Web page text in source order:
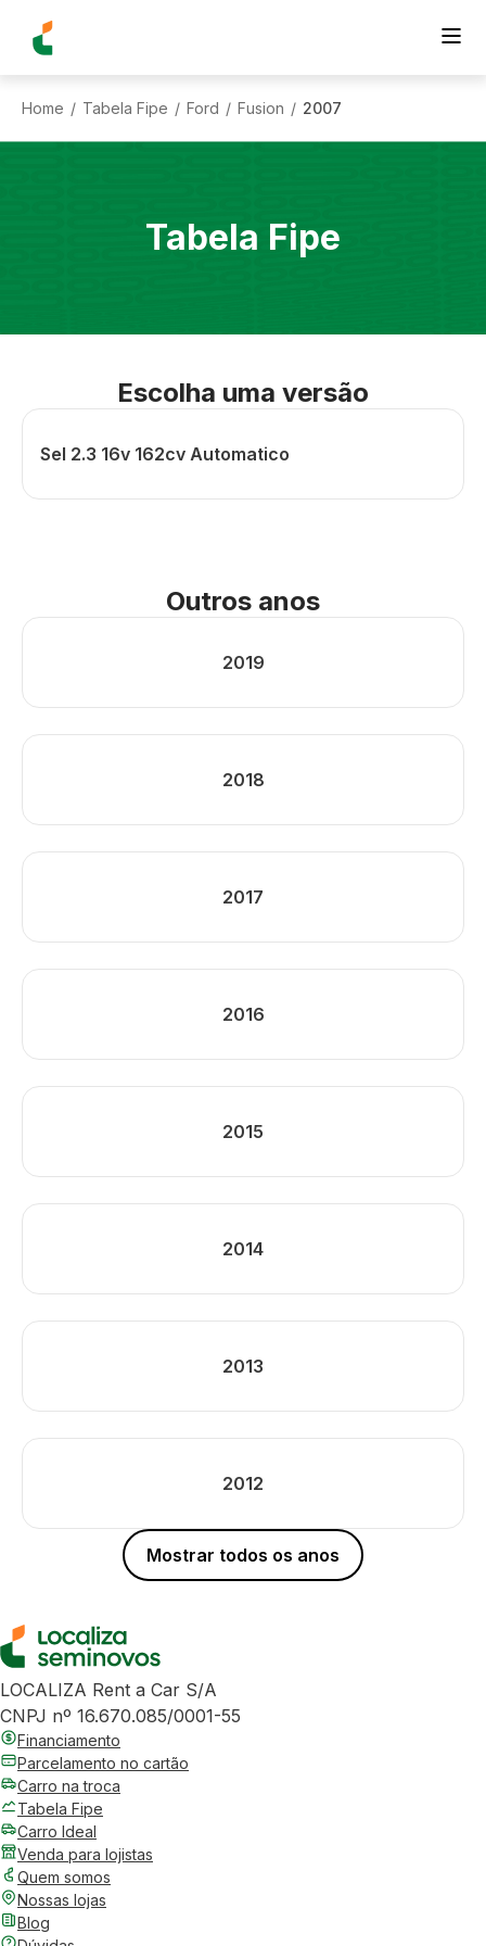
Home / Tabela Fipe / Ford / Fusion / 2007
Tabela Fipe
Escolha uma versão
Sel 2.3 16v 162cv Automatico
Outros anos
2019
2018
2017
2016
2015
2014
2013
2012
Mostrar todos os anos
LOCALIZA Rent a Car S/A
CNPJ nº 16.670.085/0001-55
Financiamento
Parcelamento no cartão
Carro na troca
Tabela Fipe
Carro Ideal
Venda para lojistas
Quem somos
Nossas lojas
Blog